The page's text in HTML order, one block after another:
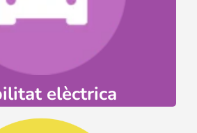
elèctrica
MELIB de punts de recàrrega
les Illes Balears ho
avançar cap a la mobilitat
Suma-t’hi!